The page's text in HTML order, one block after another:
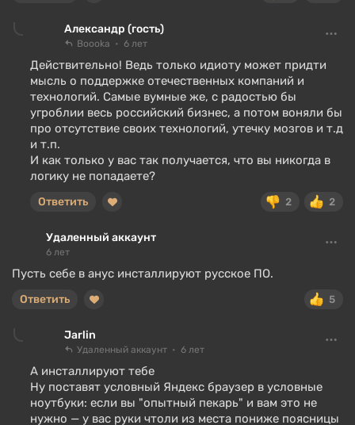
Александр (гость)
Boooka 6 лет
Действительно! Ведь только идиоту может придти
мысль о поддержке отечественных компаний и
технологий. Самые вумные же, с радостью бы
угроблии весь российский бизнес, а потом воняли бы
про отсутствие своих технологий, утечку мозгов и т.д
и т.п.
И как только у вас так получается, что вы никогда в
логику не попадаете?
2 2
Ответить
Удаленный аккаунт
6 лет
Пусть себе в анус инсталлируют русское ПО.
5
Ответить
Jarlin
Удаленный аккаунт 6 лет
А инсталлируют тебе
Ну поставят условный Яндекс браузер в условные
ноутбуки: если вы "опытный пекарь" и вам это не
нужно — у вас руки чтоли из места пониже поясницы